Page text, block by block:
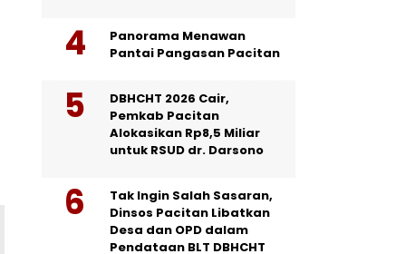
Panorama Menawan
Pantai Pangasan Pacitan
DBHCHT 2026 Cair,
Pemkab Pacitan
Alokasikan Rp8,5 Miliar
untuk RSUD dr. Darsono
Tak Ingin Salah Sasaran,
Dinsos Pacitan Libatkan
Desa dan OPD dalam
Pendataan BLT DBHCHT